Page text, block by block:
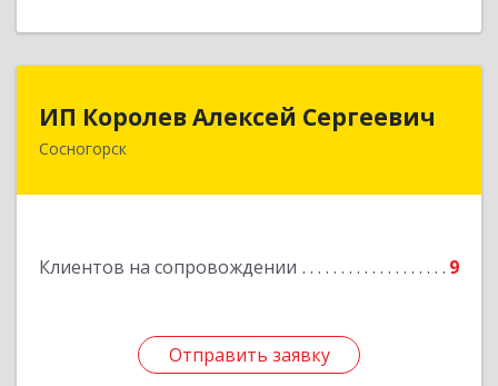
ИП Королев Алексей Сергеевич
Сосногорск
Клиентов на сопровождении 9
Отправить заявку
ИП Королев Алексей Сергеевич
169500, Коми Респ, Сосногорск г, Советская ул,
Отправить заявку